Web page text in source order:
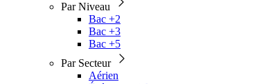
Par Niveau
Bac +2
Bac +3
Bac +5
Par Secteur
Aérien